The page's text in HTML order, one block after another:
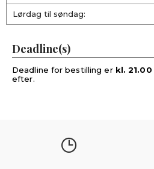
Lørdag til søndag:
Deadline(s)
Deadline for bestilling er kl. 21.00
efter.